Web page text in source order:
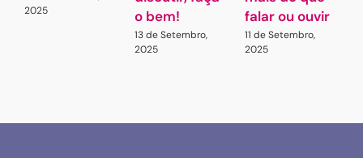
2025
o bem!
13 de Setembro,
2025
falar ou ouvir
11 de Setembro,
2025